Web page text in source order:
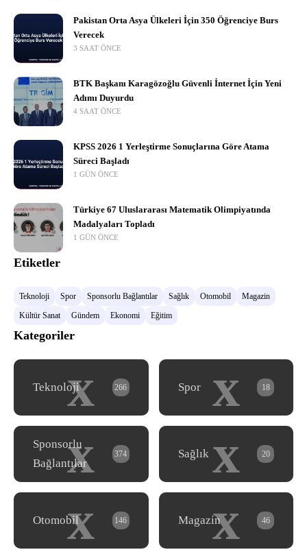
Pakistan Orta Asya Ülkeleri İçin 350 Öğrenciye Burs
Verecek
3 SAAT ÖNCE
BTK Başkanı Karagözoğlu Güvenli İnternet İçin Yeni
Adımı Duyurdu
4 SAAT ÖNCE
KPSS 2026 1 Yerleştirme Sonuçlarına Göre Atama
Süreci Başladı
1 GÜN ÖNCE
Türkiye 67 Uluslararası Matematik Olimpiyatında
Madalyaları Topladı
1 GÜN ÖNCE
Etiketler
Teknoloji Spor Sponsorlu Bağlantılar Sağlık Otomobil
Magazin
Kültür Sanat
Gündem Ekonomi Eğitim
Kategoriler
x
Teknoloji 266 x
Spor 18
x
Sponsorlu
Bağlantılar
374 x
Sağlık 20
x
Otomobil 146 x
Magazin 46